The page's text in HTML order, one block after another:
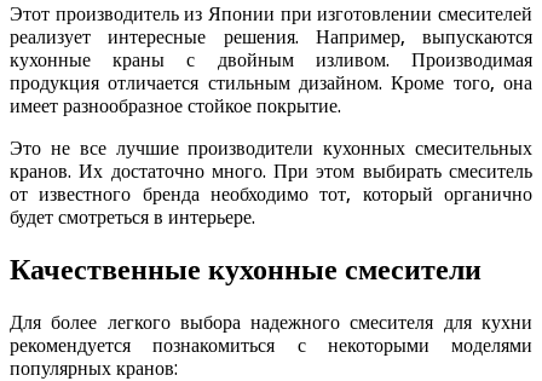
Этот производитель из Японии при изготовлении смесителей
реализует интересные решения. Например, выпускаются
кухонные краны с двойным изливом. Производимая
продукция отличается стильным дизайном. Кроме того, она
имеет разнообразное стойкое покрытие.
Это не все лучшие производители кухонных смесительных
кранов. Их достаточно много. При этом выбирать смеситель
от известного бренда необходимо тот, который органично
будет смотреться в интерьере.
Качественные кухонные смесители
Для более легкого выбора надежного смесителя для кухни
рекомендуется познакомиться с некоторыми моделями
популярных кранов: